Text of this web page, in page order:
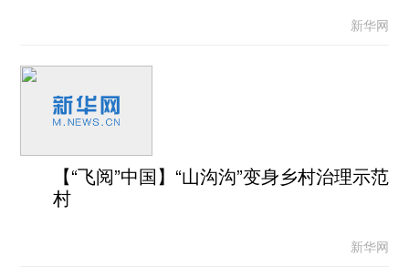
新华网
【“飞阅”中国】“山沟沟”变身乡村治理示范
村
新华网